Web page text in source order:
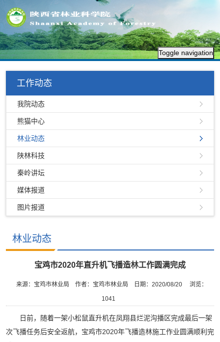
Toggle navigation
工作动态
我院动态
熊猫中心
林业动态
陕林科技
秦岭讲坛
媒体报道
图片报道
林业动态
宝鸡市2020年直升机飞播造林工作圆满完成
来源：宝鸡市林业局 作者：宝鸡市林业局 日期：2020/08/20 浏览：
1041
日前，随着一架小松鼠直升机在凤翔县烂泥沟播区完成最后一架
次飞播任务后安全返航，宝鸡市2020年飞播造林施工作业圆满顺利完